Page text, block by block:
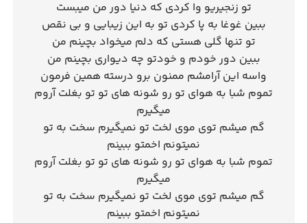
تو زنجیریو وا کردی که دنیا دور من میبست
ببین غوغا به پا کردی تو به این زیبایی و بی نقص
تو تنها گلی هستی که دلم میخواد بچینم من
ببین دور خودم و خودتو چه دیواری بچینم من
واسه این آرامشم ممنون برو درسته همین فرمون
تموم شبا به هوای تو رو شونه های تو تو بغلت آروم
میگیرم
گم میشم توی موی لخت تو نمیگیرم سخت به تو
نمیتونم اخمتو ببینم
تموم شبا به هوای تو رو شونه های تو تو بغلت آروم
میگیرم
گم میشم توی موی لخت تو نمیگیرم سخت به تو
نمیتونم اخمتو ببینم